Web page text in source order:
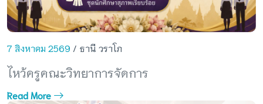
7 สิงหาคม 2569 / ธานี วราโภ
ไหว้ครูคณะวิทยาการจัดการ
Read More